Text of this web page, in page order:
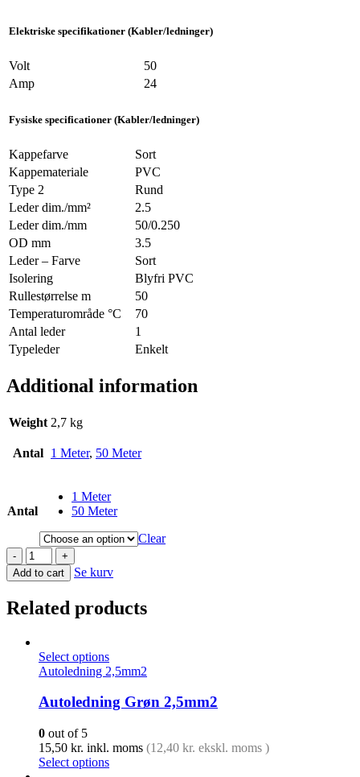
Elektriske specifikationer (Kabler/ledninger)
Volt
50
Amp
24
Fysiske specificationer (Kabler/ledninger)
Kappefarve
Sort
Kappemateriale
PVC
Type 2
Rund
Leder dim./mm²
2.5
Leder dim./mm
50/0.250
OD mm
3.5
Leder – Farve
Sort
Isolering
Blyfri PVC
Rullestørrelse m
50
Temperaturområde °C
70
Antal leder
1
Typeleder
Enkelt
Additional information
Weight 2,7 kg
Antal 1 Meter, 50 Meter
Antal
1 Meter
50 Meter
Clear
-
+
Add to cart
Se kurv
Related products
Select options
Autoledning 2,5mm2
Autoledning Grøn 2,5mm2
0 out of 5
15,50 kr. inkl. moms (12,40 kr. ekskl. moms )
Select options